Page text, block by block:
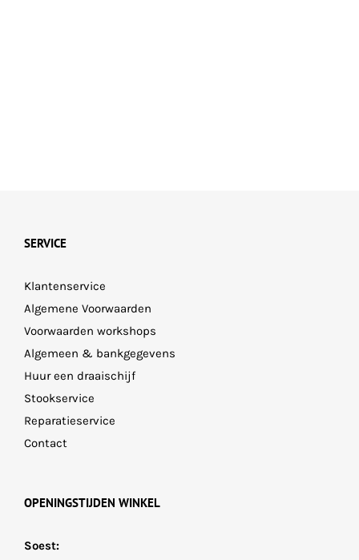
SERVICE
Klantenservice
Algemene Voorwaarden
Voorwaarden workshops
Algemeen & bankgegevens
Huur een draaischijf
Stookservice
Reparatieservice
Contact
OPENINGSTIJDEN WINKEL
Soest: